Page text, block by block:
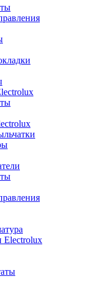
Electrolux